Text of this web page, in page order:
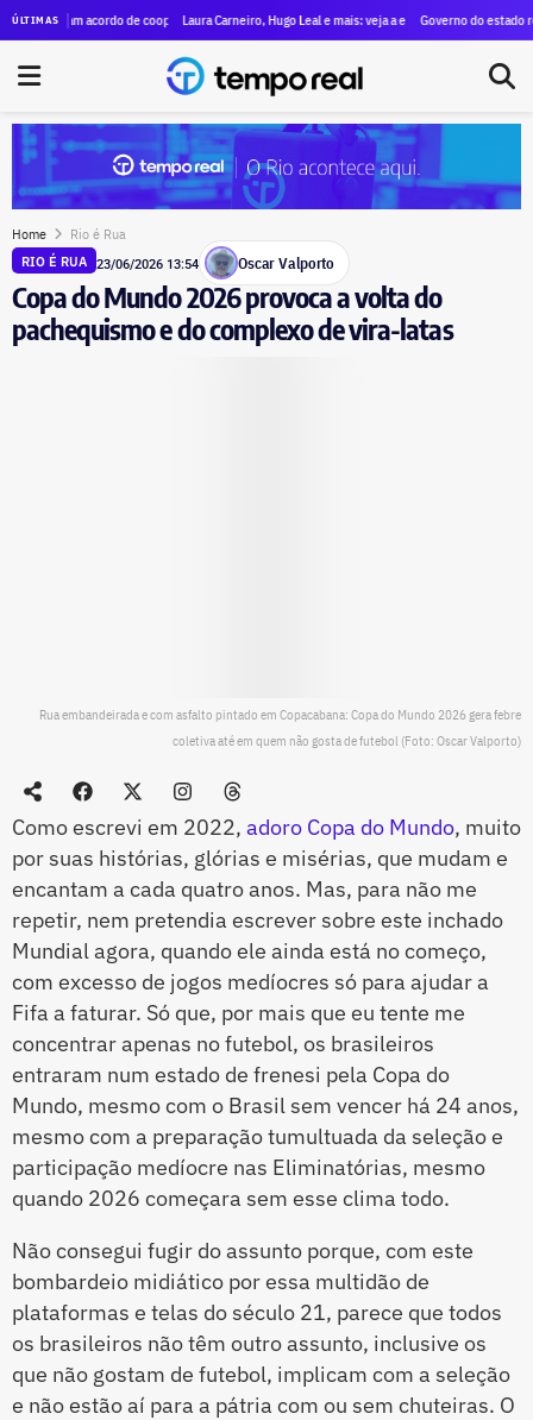
ÚLTIMAS
no Rio nesta sexta (07)
acordo de cooperação técnica durante a Rio Innovation Week
Laura Carneiro, Hugo Leal e mais: veja a evolução do patrimônio declarado
Governo do estado recua e vai
Home Rio é Rua
RIO É RUA 23/06/2026 13:54 Oscar Valporto
Copa do Mundo 2026 provoca a volta do
pachequismo e do complexo de vira-latas
Rua embandeirada e com asfalto pintado em Copacabana: Copa do Mundo 2026 gera febre
coletiva até em quem não gosta de futebol (Foto: Oscar Valporto)
Como escrevi em 2022, adoro Copa do Mundo, muito
por suas histórias, glórias e misérias, que mudam e
encantam a cada quatro anos. Mas, para não me
repetir, nem pretendia escrever sobre este inchado
Mundial agora, quando ele ainda está no começo,
com excesso de jogos medíocres só para ajudar a
Fifa a faturar. Só que, por mais que eu tente me
concentrar apenas no futebol, os brasileiros
entraram num estado de frenesi pela Copa do
Mundo, mesmo com o Brasil sem vencer há 24 anos,
mesmo com a preparação tumultuada da seleção e
participação medíocre nas Eliminatórias, mesmo
quando 2026 começara sem esse clima todo.
Não consegui fugir do assunto porque, com este
bombardeio midiático por essa multidão de
plataformas e telas do século 21, parece que todos
os brasileiros não têm outro assunto, inclusive os
que não gostam de futebol, implicam com a seleção
e não estão aí para a pátria com ou sem chuteiras. O